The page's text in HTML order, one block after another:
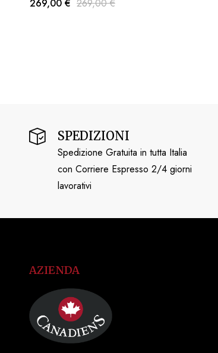
269,00 € 269,00 €
SPEDIZIONI
Spedizione Gratuita in tutta Italia
con Corriere Espresso 2/4 giorni
lavorativi
AZIENDA